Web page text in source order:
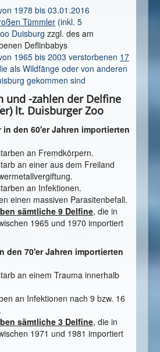
1978 bis 03.01.2016
Tümmler (inkl. 5
Duisburg zzgl. des am
Deflinbabys
1965 bis 2003 verstorbenen 17
als Wildfänge oder von anderen
gekommen sind
und -zahlen der Delfine
lt. Duisburger Zoo
in den 60'er Jahren importierten
an Fremdkörpern.
an einer aus dem Freiland
an Infektionen.
einen massiven Parasitenbefall.
sämtliche 9 Delfine, die in
1965 und 1970 importiert
den 70'er Jahren importierten
an einem Trauma innerhalb
an Infektionen nach 9 bzw. 16
sämtliche 3 Delfine, die in
1971 und 1981 importiert